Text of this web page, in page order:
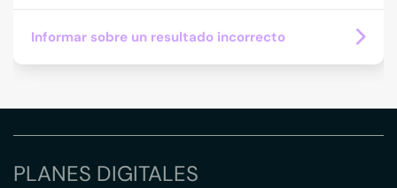
Informar sobre un resultado incorrecto
PLANES DIGITALES